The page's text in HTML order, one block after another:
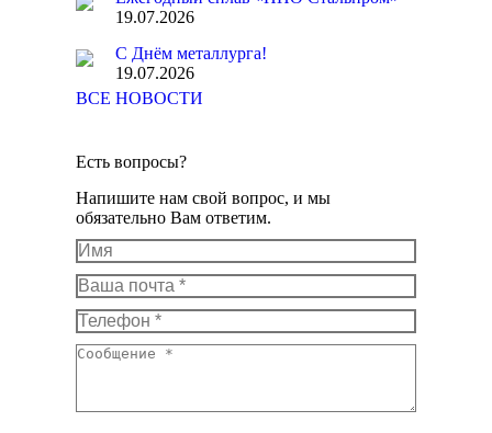
19.07.2026
С Днём металлурга!
19.07.2026
ВСЕ НОВОСТИ
Есть вопросы?
Напишите нам свой вопрос, и мы
обязательно Вам ответим.
Имя
Ваша почта *
Телефон *
Сообщение *